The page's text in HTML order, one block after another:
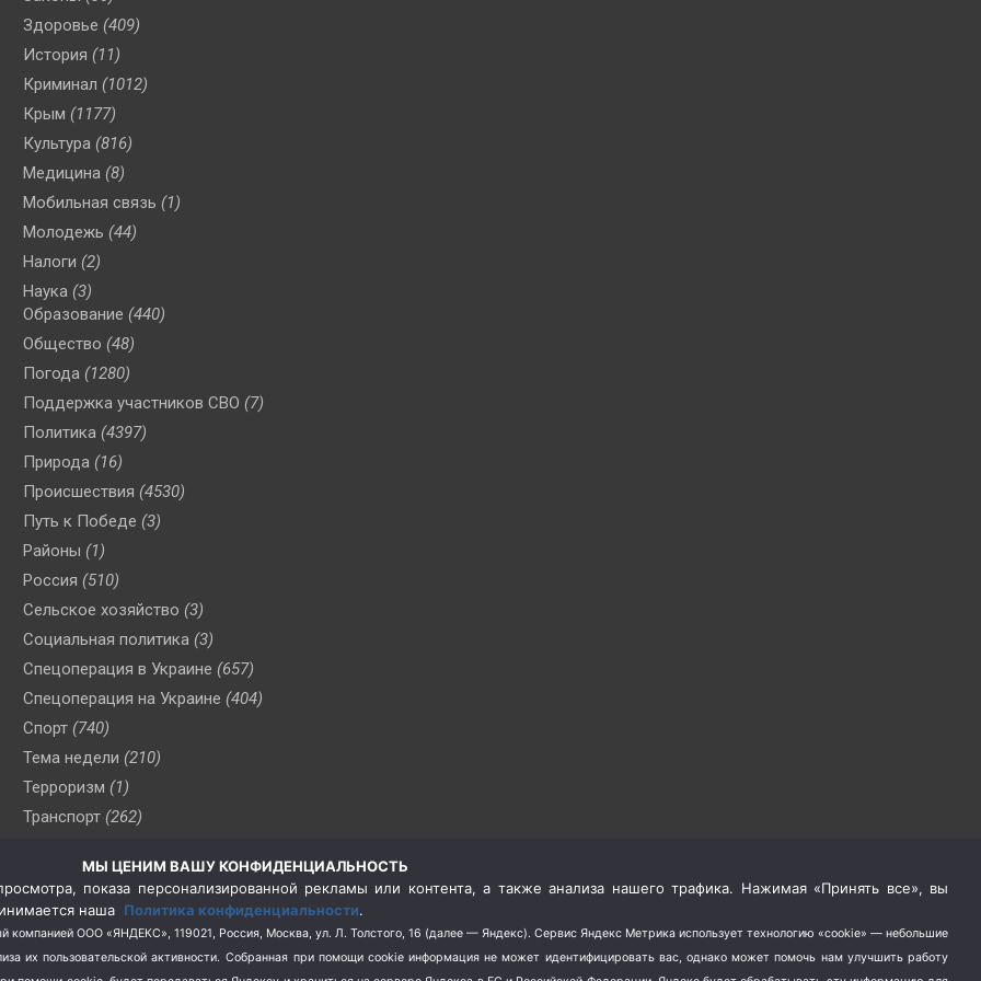
Здоровье (409)
История (11)
Криминал (1012)
Крым (1177)
Культура (816)
Медицина (8)
Мобильная связь (1)
Молодежь (44)
Налоги (2)
Наука (3)
Образование (440)
Общество (48)
Погода (1280)
Поддержка участников СВО (7)
Политика (4397)
Природа (16)
Происшествия (4530)
Путь к Победе (3)
Районы (1)
Россия (510)
Сельское хозяйство (3)
Социальная политика (3)
Спецоперация в Украине (657)
Спецоперация на Украине (404)
Спорт (740)
Тема недели (210)
Терроризм (1)
Транспорт (262)
(76)
Цены (2)
Школа и спорт (2)
Экология (8)
МЫ ЦЕНИМ ВАШУ КОНФИДЕНЦИАЛЬНОСТЬ
показа персонализированной рекламы или контента, а также анализа нашего трафика. Нажимая «Принять все», вы
наша Политика конфиденциальности.
компанией ООО «ЯНДЕКС», 119021, Россия, Москва, ул. Л. Толстого, 16 (далее — Яндекс). Сервис Яндекс Метрика использует технологию «cookie» — небольшие
их пользовательской активности. Собранная при помощи cookie информация не может идентифицировать вас, однако может помочь нам улучшить работу